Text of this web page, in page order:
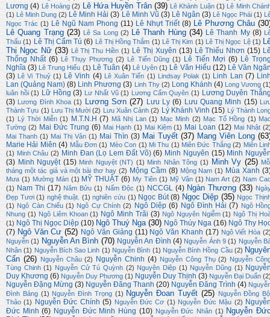
Lương (4) Lê Hoàng (2) Lê Hứa Huyền Trân (39) Lê Khánh Luận (1) Lê Minh
(1) Lê Minh Dung (2) Lê Minh Hải (3) Lê Minh Vũ (3) Lê Ngân (3) Lê Ngọc Phái (1)
Ngọc Trác (1) Lê Ngũ Nam Phong (11) Lê Nhựt Triết (8) Lê Phương Châu
Lê Quang Trạng (23) Lê Sa Long (2) Lê Thanh Hùng (34) Lê Thanh My (8)
Thấu (1) Lê Thị Cẩm Tú (6) Lê Thị Hồng Thắm (1) Lê Thị Kim (1) Lê Thị Ngọc Lệ (1)
Thị Ngọc Nữ (33) Lê Thị Thu Hiền (1) Lê Thị Xuyên (13) Lê Thiếu Nhơn (15)
Thống Nhất (6) Lê Thụy Phương (2) Lê Tiến Dũng (1) Lê Tiến Mợi (6) Lê
Nghĩa (3) Lê Trung Hiếu (1) Lê Tuân (4) Lê Uyên (1) Lê Văn Hiếu (12) Lê Văn
(3) Lê Vi Thuỷ (1) Lê Vinh (4) Lê Xuân Tiến (1) Lindsay Polak (1) Linh Lan (7)
Lan (Quảng Nam) (8) Linh Phương (3) Linh Thy (2) Long Khánh (4) Long Vương
luân hồi (1) Lữ Hồng (3) Lư Nhất Vũ (1) Lương Cẩm Quyên (1) Lương Duyên
(3) Lương Đình Khoa (1) Lương Sơn (27) Lưu Ly (6) Lưu Quang Minh (15)
Thành Tựu (1) Lưu Thị Mười (2) Lưu Xuân Cảnh (2) Lý Khánh Vinh (15) Lý Thành
(1)
Lý Thời Miễn (1) M.T.N.H (7) Mã Nhị Lan (1) Mạc Minh (2) Mạc Tố Hồng (1)
Tường (2) Mai Đức Trung (6) Mai Hạnh (1) Mai Kiệm (1) Mai Loan (12) Mai Nhật
Mai Thanh (1) Mai Thị Vân (1) Mai Thìn (3) Mai Tuyết (37) Mang Viên Long
Marie Hải Miên (4) Mẫu Đơn (1) Mèo Con (1) Mi Thu (1) Miên Đức Thắng (2) Miên
(1) Minh Châu (2) Minh Đan (Lọ Lem Đất Võ) (6) Minh Nguyên (15) Minh
(3) Minh Nguyệt (15) Minh Nguyệt (NT) (1) Minh Nhân Tông (1) Minh Vy (25)
tháng một tác giả và một bài thơ hay (2) Mộng Cầm (8) Mộng Nam (1) Mùa Xanh
Mưa (1) Mường Mán (1) MỸ THUẬT (6) My Tiên (1) Mỹ Vân (1) Nam Art (2) Nam
(1) Nam Thi (17) Năm Bửu (1) Nấm Độc (1) NCCGL (4) Ngàn Thương (33)
Đẹp Tươi (1) nghệ thuật. (1) nghiên cứu (1) Ngọc Bút (8) Ngọc Diệp (35) Ngọc
(1) Ngô Càn Chiểu (1) Ngô Cự Chính (2) Ngô Diệp (6) Ngô Đình Hải (7) Ngô
Nhung (1) Ngô Liêm Khoan (1) Ngô Minh Trãi (3) Ngô Nguyên Ngiễm (1) Ngô Thị
(1) Ngô Thị Ngọc Diệp (10) Ngô Thuý Nga (30) Ngô Thúy Nga (16) Ngô Thy
(7) Ngô Văn Cư (52) Ngô Văn Giảng (11) Ngô Văn Khanh (17) Ngô Viết Hòa
Nguyễn (1) Nguyễn An Bình (70) Nguyễn An Đình (4) Nguyễn Ánh 9 (1) Nguyễn
Nhân (1) Nguyễn Bích Sao Linh (1) Nguyễn Bình (1) Nguyễn Bính Hồng Cầu (2)
Cẩn (26) Nguyễn Châu (2) Nguyễn Chinh (4) Nguyễn Công Thụ (2) Nguyễn
Tùng Chinh (1) Nguyễn Cử Tú Quỳnh (2) Nguyên Diệp (1) Nguyễn Dũng (1)
Duy Khương (6) Nguyễn Duy Phương (1) Nguyễn Duy Thịnh (3) Nguyễn Đại Duẩn
Nguyễn Đặng Mừng (3) Nguyễn Đăng Thanh (20) Nguyễn Đăng Trình (4)
Đình Bảng (1) Nguyễn Đình Trọng (1) Nguyễn Đoan Tuyết (25)
Nguyễn Đồng
Thảo (1) Nguyễn Đức Chính (5) Nguyễn Đức Cơ (1) Nguyễn Đức Mậu (2)
Đức Minh (6) Nguyễn Đức Minh Hùng (10) Nguyễn Đức Nhân (1) Nguyễn